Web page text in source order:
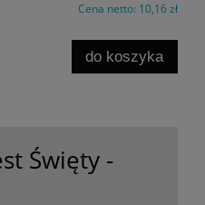
Cena netto: 10,16 zł
do koszyka
Święty -